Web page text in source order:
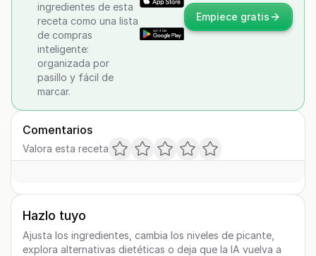
ingredientes de esta
receta como una lista
de compras
inteligente:
organizada por
pasillo y fácil de
marcar.
Empiece gratis
Comentarios
Valora esta receta
Hazlo tuyo
Ajusta los ingredientes, cambia los niveles de picante,
explora alternativas dietéticas o deja que la IA vuelva a